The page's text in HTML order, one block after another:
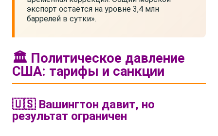
экспорт остаётся на уровне 3,4 млн
баррелей в сутки».
🏛️ Политическое давление
США: тарифы и санкции
🇺🇸 Вашингтон давит, но
результат ограничен